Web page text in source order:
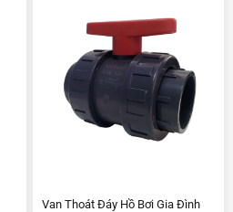
Van Thoát Đáy Hồ Bơi Gia Đình